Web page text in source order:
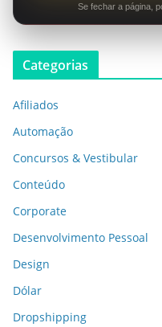
Se fechar a página,
Categorias
Afiliados
Automação
Concursos & Vestibular
Conteúdo
Corporate
Desenvolvimento Pessoal
Design
Dólar
Dropshipping